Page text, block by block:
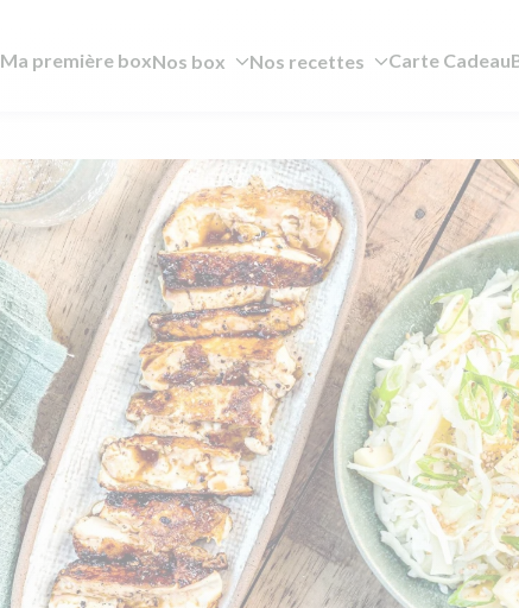
Ma première boxNos box Nos recettes Carte Cadeau